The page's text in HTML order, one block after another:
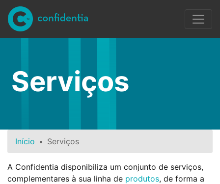
Ir para conteúdo principal
Serviços
Início Serviços
A Confidentia disponibiliza um conjunto de serviços,
complementares à sua linha de produtos, de forma a